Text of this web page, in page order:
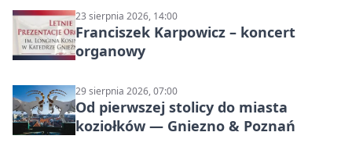
23 sierpnia 2026, 14:00
Franciszek Karpowicz – koncert
organowy
29 sierpnia 2026, 07:00
Od pierwszej stolicy do miasta
koziołków — Gniezno & Poznań